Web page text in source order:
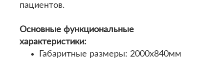
пациентов.
Основные функциональные
характеристики:
Габаритные размеры: 2000х840мм